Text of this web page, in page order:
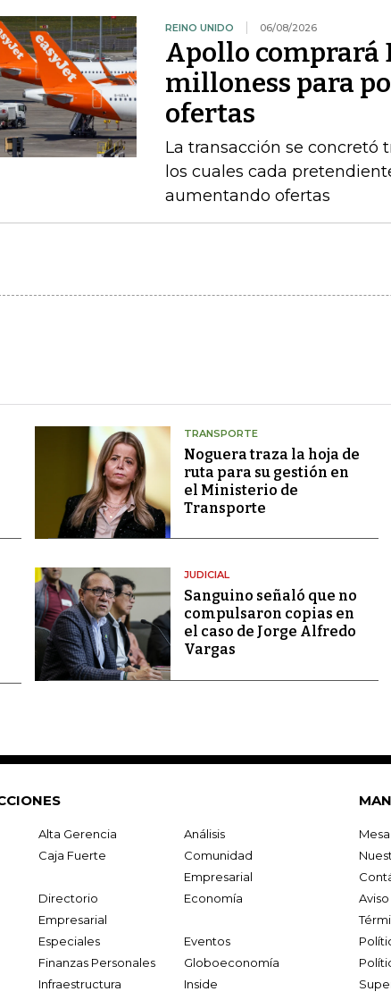
REINO UNIDO 06/08/2026
Apollo comprará
milloness para
ofertas
La transacción se concretó
los cuales cada
aumentando ofertas
TRANSPORTE
Noguera traza la hoja de
ruta para su gestión en
el Ministerio de
Transporte
JUDICIAL
Sanguino señaló que no
compulsaron copias en
el caso de Jorge Alfredo
Vargas
Alta Gerencia
Análisis
Caja Fuerte
Comunidad
Empresarial
Directorio
Empresarial
Economía
Especiales
Eventos
Finanzas Personales
Globoeconomía
Infraestructura
Inside